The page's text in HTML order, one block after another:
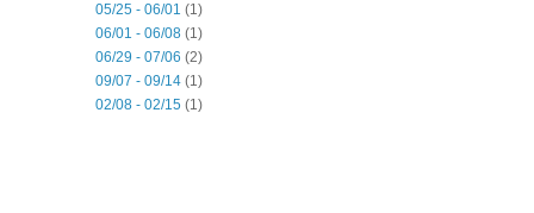
05/25 - 06/01 (1)
06/01 - 06/08 (1)
06/29 - 07/06 (2)
09/07 - 09/14 (1)
02/08 - 02/15 (1)